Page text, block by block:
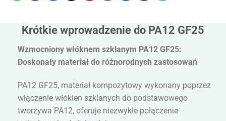
Krótkie wprowadzenie do PA12 GF25
Wzmocniony włóknem szklanym PA12 GF25:
Doskonały materiał do różnorodnych zastosowań
PA12 GF25, materiał kompozytowy wykonany poprzez
włączenie włókien szklanych do podstawowego
tworzywa PA12, oferuje niezwykłe połączenie